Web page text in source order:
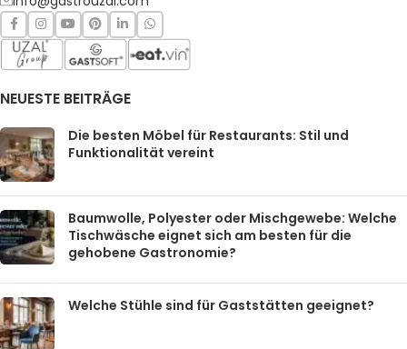
NEUESTE BEITRÄGE
Die besten Möbel für Restaurants: Stil und
Funktionalität vereint
Baumwolle, Polyester oder Mischgewebe: Welche
Tischwäsche eignet sich am besten für die
gehobene Gastronomie?
Welche Stühle sind für Gaststätten geeignet?